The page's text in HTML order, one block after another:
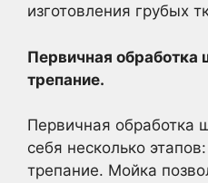
изготовления грубых
Первичная обработка
трепание.
Первичная обработка
себя несколько
трепание. Мойка